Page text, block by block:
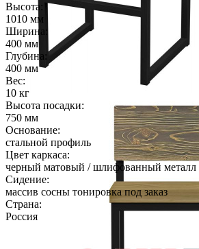
Высота:
1010 мм
Ширина:
400 мм
Глубина:
400 мм
Вес:
10 кг
Высота посадки:
750 мм
Основание:
стальной профиль
Цвет каркаса:
черный матовый / шлифованный металл
Сидение:
массив сосны тонировка под заказ
Страна:
Россия